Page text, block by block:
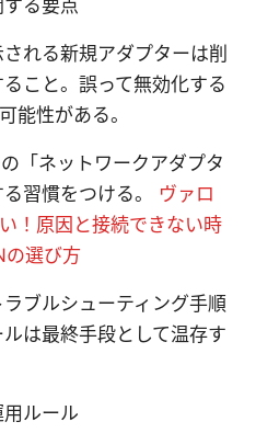
る要点
れる新規アダプターは削
こと。誤って無効化する
能性がある。
「ネットワークアダプタ
習慣をつける。 ヴァロ
！原因と接続できない時
の選び方
ブルシューティング手順
は最終手段として温存す
ルール